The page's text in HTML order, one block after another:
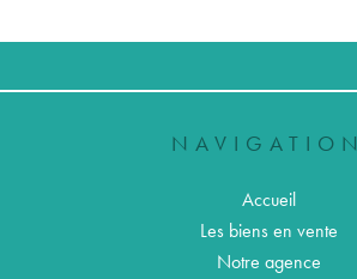
NAVIGATION
Accueil
Les biens en vente
Notre agence